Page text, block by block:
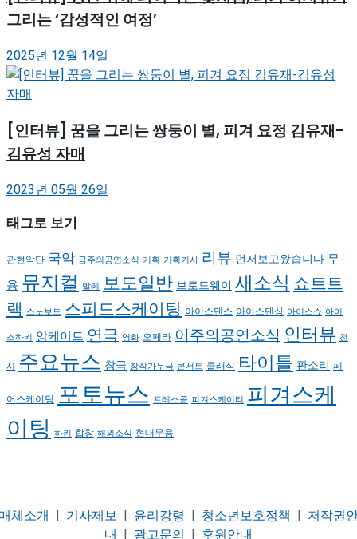
그리는 ‘감성적인 여정’
2025년 12월 14일
[인터뷰] 꿈을 그리는 쌍둥이 별, 피겨 요정 김유재-
김유성 자매
2023년 05월 26일
태그로 보기
관현악단 국악 금주의공연소식 기획 기획기사 리뷰 먼저보고왔습니다 무
용 뮤지컬 발레 보도일반 브로드웨이 새소식 쇼트트
랙 스노보드 스피드스케이팅 아이스댄스 아이스댄싱 아이스쇼 아이
스하키 앙케이트 연극 영화 오페라 이주의공연소식 인터뷰 전
시 주요뉴스 창극 창작가무극 콘서트 클래식 타이틀 판소리 페
어스케이팅 포토뉴스 프레스콜 피겨스케이티 피겨스케
이팅 하키 합창 해외소식 현대무용
체소개 | 기사제보 | 윤리강령 | 청소년보호정책 | 저작권
내 | 광고문의 | 후원안내